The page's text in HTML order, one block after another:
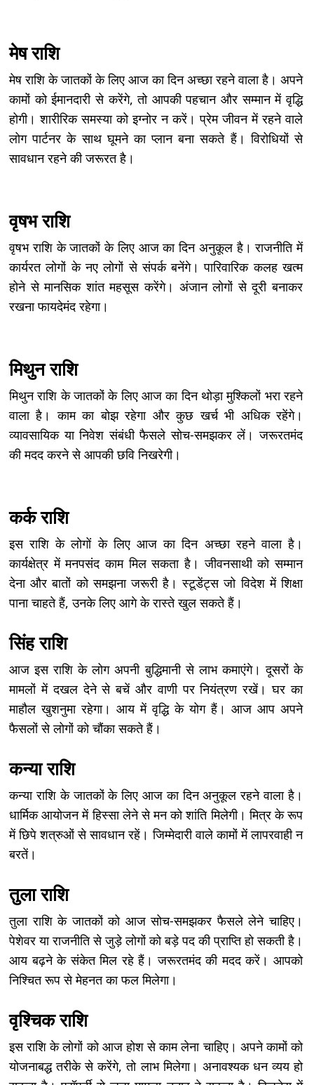
मेष राशि
मेष राशि के जातकों के लिए आज का दिन अच्छा रहने वाला है। अपने
कामों को ईमानदारी से करेंगे, तो आपकी पहचान और सम्मान में वृद्धि
होगी। शारीरिक समस्या को इग्नोर न करें। प्रेम जीवन में रहने वाले
लोग पार्टनर के साथ घूमने का प्लान बना सकते हैं। विरोधियों से
सावधान रहने की जरूरत है।
वृषभ राशि
वृषभ राशि के जातकों के लिए आज का दिन अनुकूल है। राजनीति में
कार्यरत लोगों के नए लोगों से संपर्क बनेंगे। पारिवारिक कलह खत्म
होने से मानसिक शांत महसूस करेंगे। अंजान लोगों से दूरी बनाकर
रखना फायदेमंद रहेगा।
मिथुन राशि
मिथुन राशि के जातकों के लिए आज का दिन थोड़ा मुश्किलों भरा रहने
वाला है। काम का बोझ रहेगा और कुछ खर्च भी अधिक रहेंगे।
व्यावसायिक या निवेश संबंधी फैसले सोच-समझकर लें। जरूरतमंद
की मदद करने से आपकी छवि निखरेगी।
कर्क राशि
इस राशि के लोगों के लिए आज का दिन अच्छा रहने वाला है।
कार्यक्षेत्र में मनपसंद काम मिल सकता है। जीवनसाथी को सम्मान
देना और बातों को समझना जरूरी है। स्टूडेंट्स जो विदेश में शिक्षा
पाना चाहते हैं, उनके लिए आगे के रास्ते खुल सकते हैं।
सिंह राशि
आज इस राशि के लोग अपनी बुद्धिमानी से लाभ कमाएंगे। दूसरों के
मामलों में दखल देने से बचें और वाणी पर नियंत्रण रखें। घर का
माहौल खुशनुमा रहेगा। आय में वृद्धि के योग हैं। आज आप अपने
फैसलों से लोगों को चौंका सकते हैं।
कन्या राशि
कन्या राशि के जातकों के लिए आज का दिन अनुकूल रहने वाला है।
धार्मिक आयोजन में हिस्सा लेने से मन को शांति मिलेगी। मित्र के रूप
में छिपे शत्रुओं से सावधान रहें। जिम्मेदारी वाले कामों में लापरवाही न
बरतें।
तुला राशि
तुला राशि के जातकों को आज सोच-समझकर फैसले लेने चाहिए।
पेशेवर या राजनीति से जुड़े लोगों को बड़े पद की प्राप्ति हो सकती है।
आय बढ़ने के संकेत मिल रहे हैं। जरूरतमंद की मदद करें। आपको
निश्चित रूप से मेहनत का फल मिलेगा।
वृश्चिक राशि
इस राशि के लोगों को आज होश से काम लेना चाहिए। अपने कामों को
योजनाबद्ध तरीके से करेंगे, तो लाभ मिलेगा। अनावश्यक धन व्यय हो